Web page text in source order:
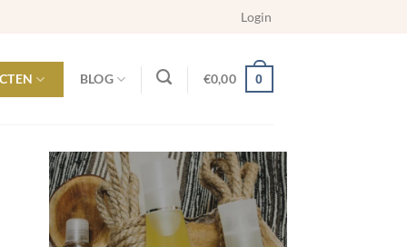
Login
BLOG €0,00 0